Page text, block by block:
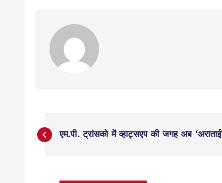
P
एम.पी. ट्रांसको में व्हाट्सएप की जगह अब